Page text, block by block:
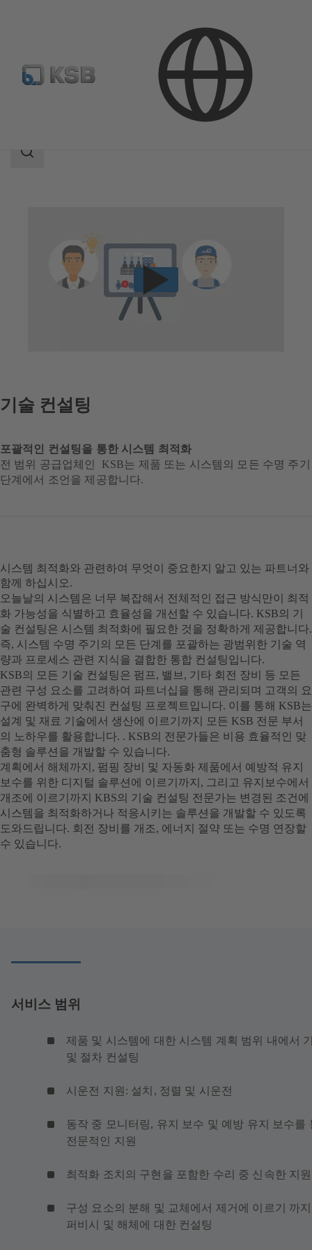
컨설팅 및 분석 기술 컨설팅
검
기술 컨설팅
포괄적인 컨설팅을 통한 시스템 최적화
전 범위 공급업체인 KSB는 제품 또는 시스템의 모든 수명 주기
단계에서 조언을 제공합니다.
시스템 최적화와 관련하여 무엇이 중요한지 알고 있는 파트너와
함께 하십시오.
오늘날의 시스템은 너무 복잡해서 전체적인 접근 방식만이 최적
화 가능성을 식별하고 효율성을 개선할 수 있습니다. KSB의 기
술 컨설팅은 시스템 최적화에 필요한 것을 정확하게 제공합니다.
즉, 시스템 수명 주기의 모든 단계를 포괄하는 광범위한 기술 역
량과 프로세스 관련 지식을 결합한 통합 컨설팅입니다.
KSB의 모든 기술 컨설팅은 펌프, 밸브, 기타 회전 장비 등 모든
관련 구성 요소를 고려하여 파트너십을 통해 관리되며 고객의 요
구에 완벽하게 맞춰진 컨설팅 프로젝트입니다. 이를 통해 KSB는
설계 및 재료 기술에서 생산에 이르기까지 모든 KSB 전문 부서
의 노하우를 활용합니다. . KSB의 전문가들은 비용 효율적인 맞
춤형 솔루션을 개발할 수 있습니다.
계획에서 해체까지, 펌핑 장비 및 자동화 제품에서 예방적 유지
보수를 위한 디지털 솔루션에 이르기까지, 그리고 유지보수에서
개조에 이르기까지 KBS의 기술 컨설팅 전문가는 변경된 조건에
시스템을 최적화하거나 적응시키는 솔루션을 개발할 수 있도록
도와드립니다. 회전 장비를 개조, 에너지 절약 또는 수명 연장할
수 있습니다.
서비스 범위
제품 및 시스템에 대한 시스템 계획 범위 내에서
및 절차 컨설팅
시운전 지원: 설치, 정렬 및 시운전
동작 중 모니터링, 유지 보수 및 예방 유지 보수를
전문적인 지원
최적화 조치의 구현을 포함한 수리 중 신속한 지원
구성 요소의 분해 및 교체에서 제거에 이르기 까
퍼비시 및 해체에 대한 컨설팅